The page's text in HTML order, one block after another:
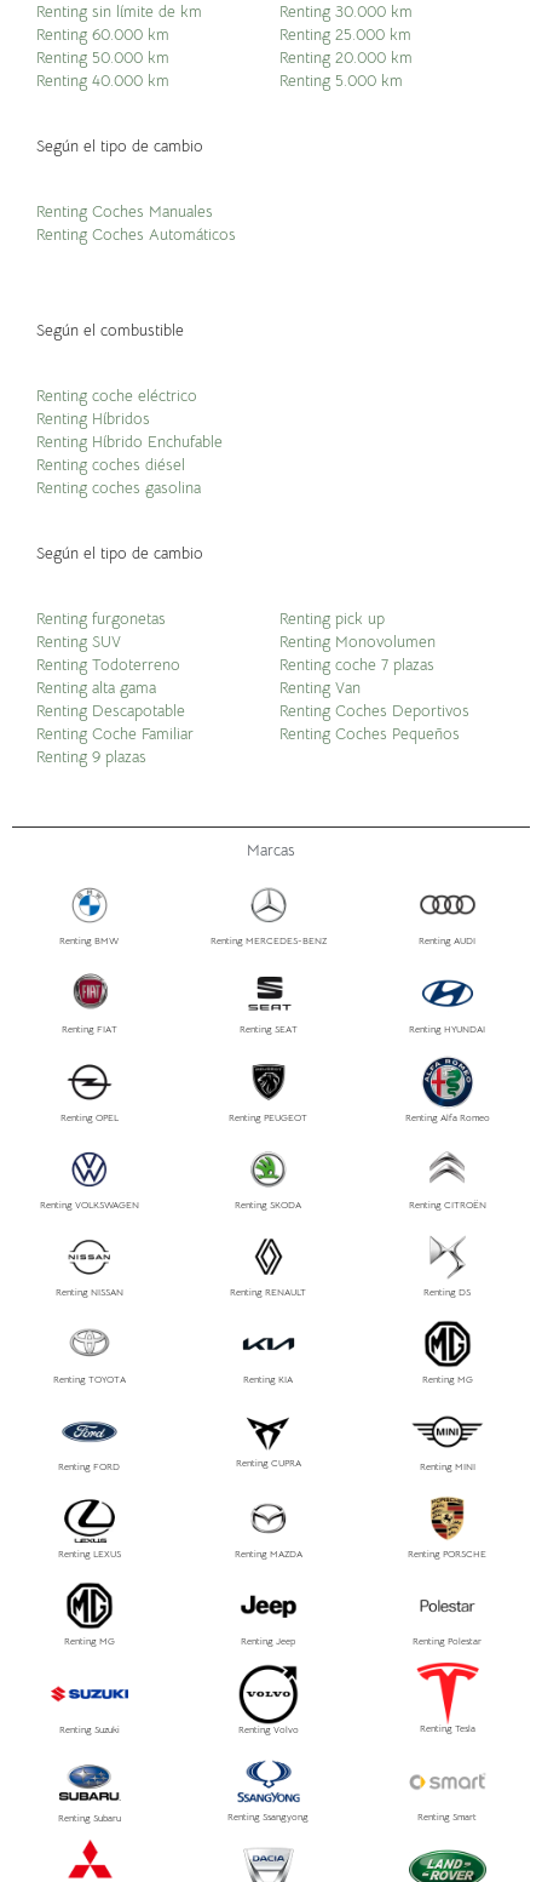
Renting sin límite de km
Renting 60.000 km
Renting 50.000 km
Renting 40.000 km
Renting 30.000 km
Renting 25.000 km
Renting 20.000 km
Renting 5.000 km
Según el tipo de cambio
Renting Coches Manuales
Renting Coches Automáticos
Según el combustible
Renting coche eléctrico
Renting Híbridos
Renting Híbrido Enchufable
Renting coches diésel
Renting coches gasolina
Según el tipo de cambio
Renting furgonetas
Renting SUV
Renting Todoterreno
Renting alta gama
Renting Descapotable
Renting Coche Familiar
Renting 9 plazas
Renting pick up
Renting Monovolumen
Renting coche 7 plazas
Renting Van
Renting Coches Deportivos
Renting Coches Pequeños
Marcas
Renting BMW Renting MERCEDES-BENZ Renting AUDI
Renting FIAT Renting SEAT Renting HYUNDAI
Renting OPEL Renting PEUGEOT Renting Alfa Romeo
Renting VOLKSWAGEN Renting SKODA Renting CITROËN
Renting NISSAN Renting RENAULT Renting DS
Renting TOYOTA Renting KIA Renting MG
Renting FORD Renting CUPRA Renting MINI
Renting LEXUS Renting MAZDA Renting PORSCHE
Renting MG Renting Jeep Renting Polestar
Renting Suzuki Renting Volvo Renting Tesla
Renting Subaru Renting Ssangyong Renting Smart